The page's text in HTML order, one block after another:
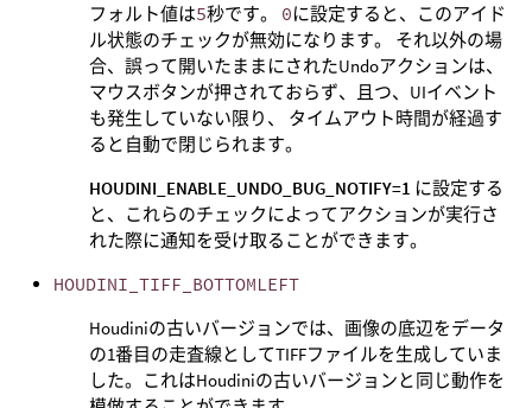
フォルト値は5秒です。 0に設定すると、このアイド
ル状態のチェックが無効になります。 それ以外の場
合、誤って開いたままにされたUndoアクションは、
マウスボタンが押されておらず、且つ、UIイベント
も発生していない限り、 タイムアウト時間が経過す
ると自動で閉じられます。
HOUDINI_ENABLE_UNDO_BUG_NOTIFY=1 に設定する
と、これらのチェックによってアクションが実行さ
れた際に通知を受け取ることができます。
HOUDINI_TIFF_BOTTOMLEFT
Houdiniの古いバージョンでは、画像の底辺をデータ
の1番目の走査線としてTIFFファイルを生成していま
した。これはHoudiniの古いバージョンと同じ動作を